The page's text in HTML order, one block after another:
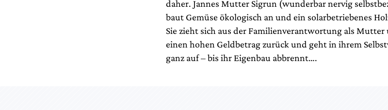
daher. Jannes Mutter Sigrun (wunderbar nervig
baut Gemüse ökologisch an und ein solarbetriebenes
Sie zieht sich aus der Familienverantwortung als
einen hohen Geldbetrag zurück und geht in ihrem
ganz auf – bis ihr Eigenbau abbrennt….